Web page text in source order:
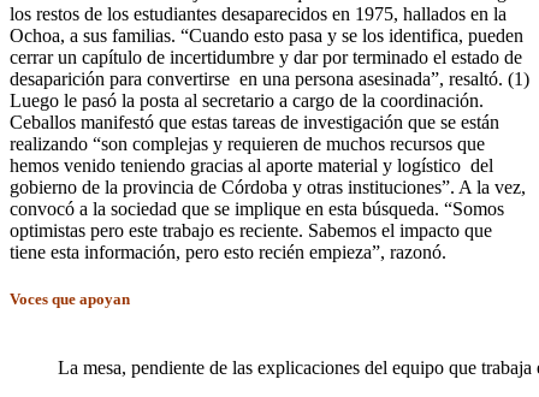
los restos de los estudiantes desaparecidos en 1975, hallados en la
Ochoa, a sus familias. “Cuando esto pasa y se los identifica, pueden
cerrar un capítulo de incertidumbre y dar por terminado el estado de
desaparición para convertirse en una persona asesinada”, resaltó. (1)
Luego le pasó la posta al secretario a cargo de la coordinación.
Ceballos manifestó que estas tareas de investigación que se están
realizando “son complejas y requieren de muchos recursos que
hemos venido teniendo gracias al aporte material y logístico del
gobierno de la provincia de Córdoba y otras instituciones”. A la vez,
convocó a la sociedad que se implique en esta búsqueda. “Somos
optimistas pero este trabajo es reciente. Sabemos el impacto que
tiene esta información, pero esto recién empieza”, razonó.
Voces que apoyan
La mesa, pendiente de las explicaciones del equipo que